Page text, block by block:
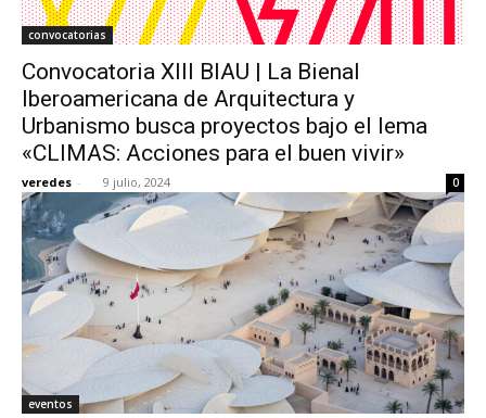
convocatorias
Convocatoria XIII BIAU | La Bienal
Iberoamericana de Arquitectura y
Urbanismo busca proyectos bajo el lema
«CLIMAS: Acciones para el buen vivir»
veredes - 9 julio, 2024 0
eventos